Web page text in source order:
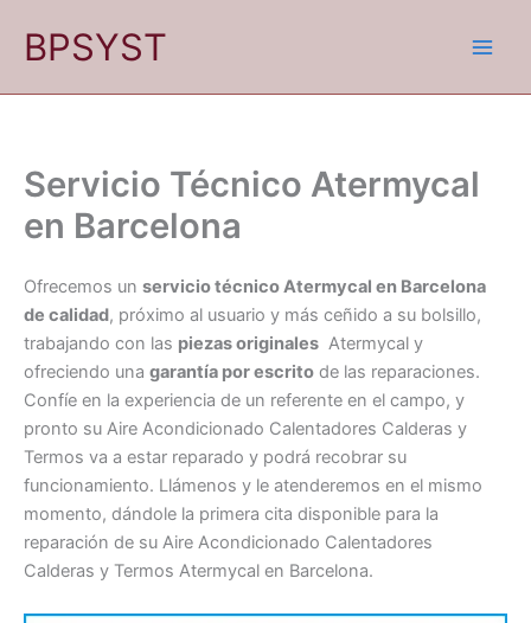
BPSYST
Servicio Técnico Atermycal
en Barcelona
Ofrecemos un servicio técnico Atermycal en Barcelona
de calidad, próximo al usuario y más ceñido a su bolsillo,
trabajando con las piezas originales Atermycal y
ofreciendo una garantía por escrito de las reparaciones.
Confíe en la experiencia de un referente en el campo, y
pronto su Aire Acondicionado Calentadores Calderas y
Termos va a estar reparado y podrá recobrar su
funcionamiento. Llámenos y le atenderemos en el mismo
momento, dándole la primera cita disponible para la
reparación de su Aire Acondicionado Calentadores
Calderas y Termos Atermycal en Barcelona.